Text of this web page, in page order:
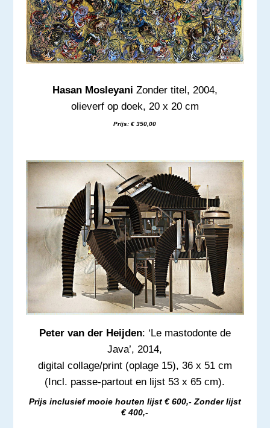
Hasan Mosleyani Zonder titel, 2004,
olieverf op doek, 20 x 20 cm
Prijs: € 350,00
Peter van der Heijden: ‘Le mastodonte de
Java’, 2014,
digital collage/print (oplage 15), 36 x 51 cm
(Incl. passe-partout en lijst 53 x 65 cm).
Prijs inclusief mooie houten lijst € 600,- Zonder lijst
€ 400,-